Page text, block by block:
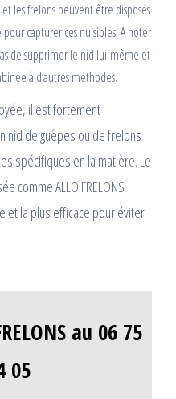
les frelons peuvent être disposés
capturer ces nuisibles. A noter
de supprimer le nid lui-même et
à d’autres méthodes.
il est fortement
nid de guêpes ou de frelons
spécifiques en la matière. Le
comme ALLO FRELONS
et la plus efficace pour éviter
au 06 75
05